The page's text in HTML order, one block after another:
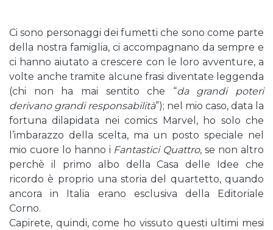
Ci sono personaggi dei fumetti che sono come parte
della nostra famiglia, ci accompagnano da sempre e
ci hanno aiutato a crescere con le loro avventure, a
volte anche tramite alcune frasi diventate leggenda
(chi non ha mai sentito che “da grandi poteri
derivano grandi responsabilità”); nel mio caso, data la
fortuna dilapidata nei comics Marvel, ho solo che
l’imbarazzo della scelta, ma un posto speciale nel
mio cuore lo hanno i Fantastici Quattro, se non altro
perchè il primo albo della Casa delle Idee che
ricordo è proprio una storia del quartetto, quando
ancora in Italia erano esclusiva della Editoriale
Corno.
Capirete, quindi, come ho vissuto questi ultimi mesi